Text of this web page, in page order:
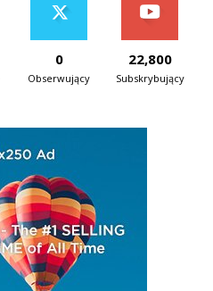
0
Obserwujący
22,800
Subskrybujący